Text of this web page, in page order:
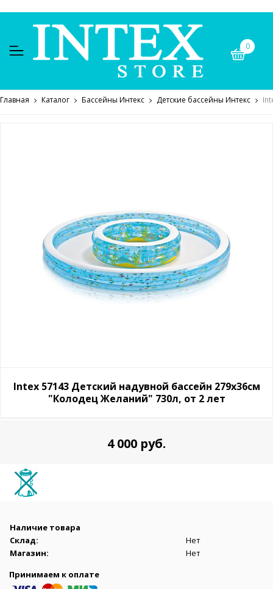
0
Главная Каталог Бассейны Интекс Детские бассейны Интекс
Intex 57143 Детский надувной бассейн 279х36см
"Колодец Желаний" 730л, от 2 лет
4 000 руб.
Наличие товара
Склад:
Нет
Магазин:
Нет
Принимаем к оплате